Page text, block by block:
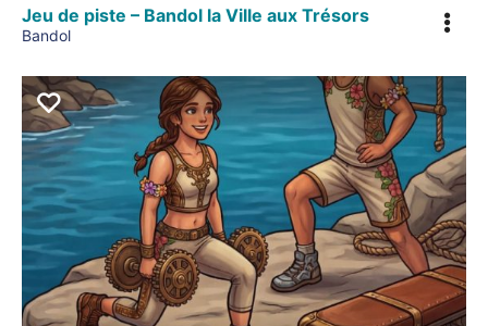
Jeu de piste – Bandol la Ville aux Trésors
Bandol